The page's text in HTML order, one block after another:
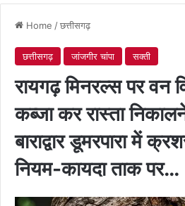
Home /छत्तीसगढ़
छत्तीसगढ़ जांजगीर चांपा सक्ती
रायगढ़ मिनरल्स पर वन
कब्जा कर रास्ता
बाराद्वार डूमरपारा में
नियम-कायदा ताक पर…